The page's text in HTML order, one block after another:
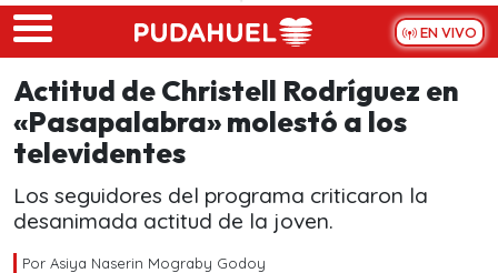
Skip to main content
EN VIVO
Actitud de Christell Rodríguez en
«Pasapalabra» molestó a los
televidentes
Los seguidores del programa criticaron la
desanimada actitud de la joven.
Por Asiya Naserin Mograby Godoy